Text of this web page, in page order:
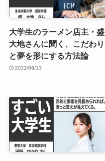
大学生のラーメン店主・盛
大地さんに聞く、こだわり
と夢を形にする方法論
2022/06/13